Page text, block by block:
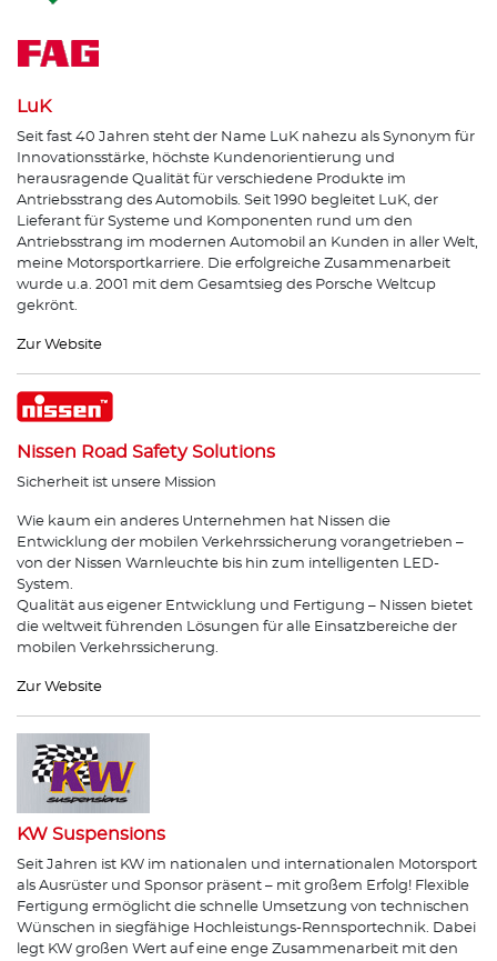
LuK
Seit fast 40 Jahren steht der Name LuK nahezu als Synonym für
Innovationsstärke, höchste Kundenorientierung und
herausragende Qualität für verschiedene Produkte im
Antriebsstrang des Automobils. Seit 1990 begleitet LuK, der
Lieferant für Systeme und Komponenten rund um den
Antriebsstrang im modernen Automobil an Kunden in aller Welt,
meine Motorsportkarriere. Die erfolgreiche Zusammenarbeit
wurde u.a. 2001 mit dem Gesamtsieg des Porsche Weltcup
gekrönt.
Zur Website
Nissen Road Safety Solutions
Sicherheit ist unsere Mission
Wie kaum ein anderes Unternehmen hat Nissen die
Entwicklung der mobilen Verkehrssicherung vorangetrieben –
von der Nissen Warnleuchte bis hin zum intelligenten LED-
System.
Qualität aus eigener Entwicklung und Fertigung – Nissen bietet
die weltweit führenden Lösungen für alle Einsatzbereiche der
mobilen Verkehrssicherung.
Zur Website
KW Suspensions
Seit Jahren ist KW im nationalen und internationalen Motorsport
als Ausrüster und Sponsor präsent – mit großem Erfolg! Flexible
Fertigung ermöglicht die schnelle Umsetzung von technischen
Wünschen in siegfähige Hochleistungs-Rennsportechnik. Dabei
legt KW großen Wert auf eine enge Zusammenarbeit mit den